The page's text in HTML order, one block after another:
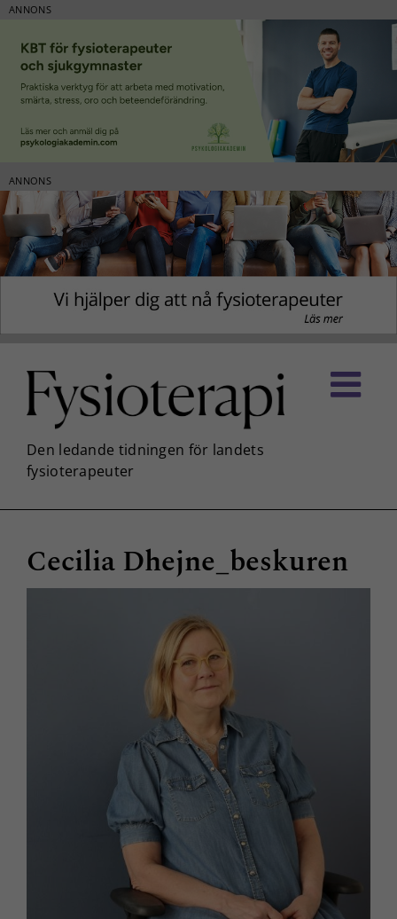
ANNONS
ANNONS
innehållet
Cecilia Dhejne_beskuren